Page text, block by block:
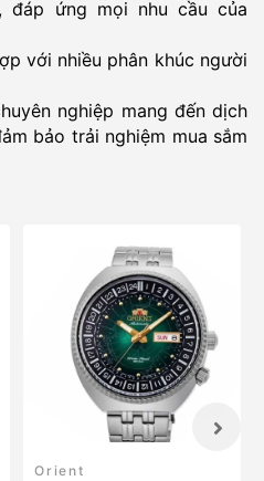
đáp ứng mọi nhu cầu của
với nhiều phân khúc người
nghiệp mang đến dịch
bảo trải nghiệm mua sắm
Orient